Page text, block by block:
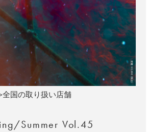
全国の取り扱い店舗
Summer Vol.45